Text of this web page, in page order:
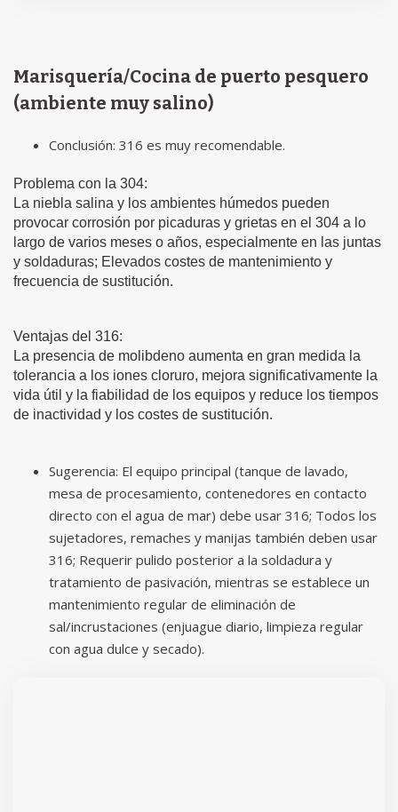
Marisquería/Cocina de puerto pesquero
(ambiente muy salino)
Conclusión: 316 es muy recomendable.
Problema con la 304:
La niebla salina y los ambientes húmedos pueden
provocar corrosión por picaduras y grietas en el 304 a lo
largo de varios meses o años, especialmente en las juntas
y soldaduras; Elevados costes de mantenimiento y
frecuencia de sustitución.
Ventajas del 316:
La presencia de molibdeno aumenta en gran medida la
tolerancia a los iones cloruro, mejora significativamente la
vida útil y la fiabilidad de los equipos y reduce los tiempos
de inactividad y los costes de sustitución.
Sugerencia: El equipo principal (tanque de lavado,
mesa de procesamiento, contenedores en contacto
directo con el agua de mar) debe usar 316; Todos los
sujetadores, remaches y manijas también deben usar
316; Requerir pulido posterior a la soldadura y
tratamiento de pasivación, mientras se establece un
mantenimiento regular de eliminación de
sal/incrustaciones (enjuague diario, limpieza regular
con agua dulce y secado).